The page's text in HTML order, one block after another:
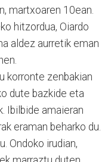
martxoaren 10ean.
hitzordua, Oiardo
aldez aurretik eman
korronte zenbakian
dute bazkide eta
Ibilbide amaieran
eraman beharko du.
Ondoko irudian,